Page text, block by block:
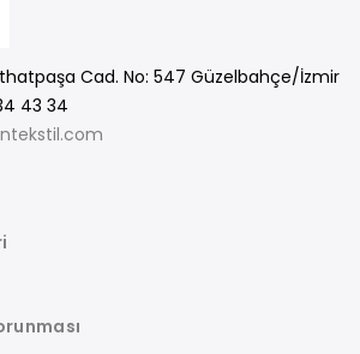
Cad. No: 547 Güzelbahçe/İzmir
43 34